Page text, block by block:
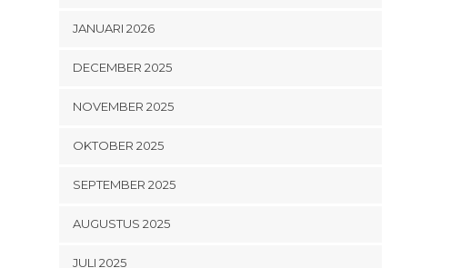
JANUARI 2026
DECEMBER 2025
NOVEMBER 2025
OKTOBER 2025
SEPTEMBER 2025
AUGUSTUS 2025
JULI 2025